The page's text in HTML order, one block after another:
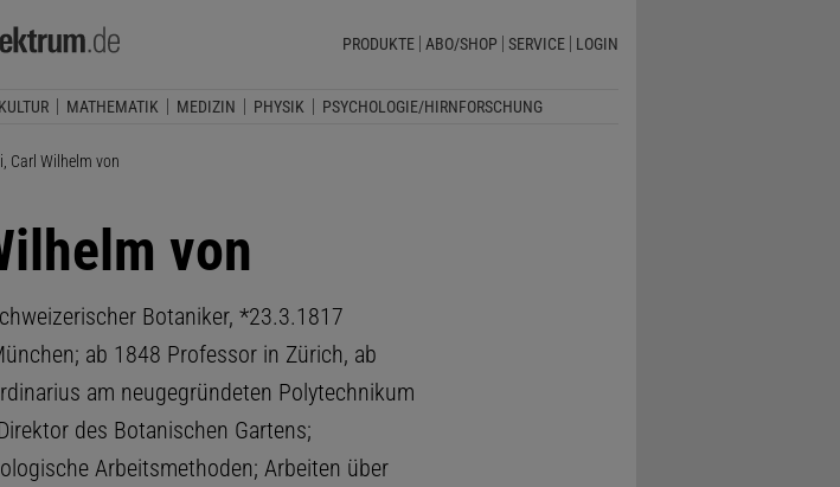
PRODUKTE ABO/SHOP SERVICE LOGIN
KULTUR MATHEMATIK MEDIZIN PHYSIK PSYCHOLOGIE/HIRNFORSCHUNG
Seite:
Carl Wilhelm von
von
Botaniker, *23.3.1817
ab 1848 Professor in Zürich, ab
am neugegründeten Polytechnikum
des Botanischen Gartens;
Arbeitsmethoden; Arbeiten über